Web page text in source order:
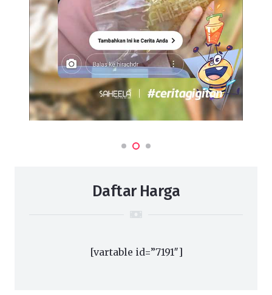
Daftar Harga
[vartable id=”7191″]